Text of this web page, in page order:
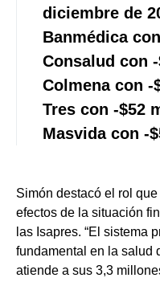
diciembre de
Banmédica
Consalud con
Colmena con -
Tres con -$52
Masvida con -
Simón destacó el rol
efectos de la situación
las Isapres. “El sistema
fundamental en la salud
atiende a sus 3,3